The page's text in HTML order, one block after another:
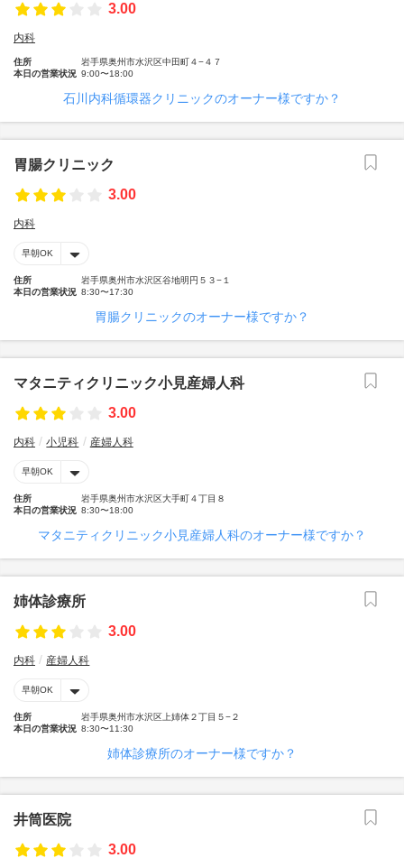
3.00
内科
住所
岩手県奥州市水沢区中田町４−４７
本日の営業状況 9:00〜18:00
石川内科循環器クリニックのオーナー様ですか？
胃腸クリニック
3.00
内科
早朝OK
住所
岩手県奥州市水沢区谷地明円５３−１
本日の営業状況 8:30〜17:30
胃腸クリニックのオーナー様ですか？
マタニティクリニック小見産婦人科
3.00
内科 小児科 産婦人科
早朝OK
住所
岩手県奥州市水沢区大手町４丁目８
本日の営業状況 8:30〜18:00
マタニティクリニック小見産婦人科のオーナー様ですか？
姉体診療所
3.00
内科 産婦人科
早朝OK
住所
岩手県奥州市水沢区上姉体２丁目５−２
本日の営業状況 8:30〜11:30
姉体診療所のオーナー様ですか？
井筒医院
3.00